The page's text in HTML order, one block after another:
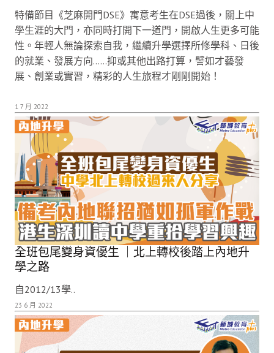
特備節目《芝麻開門DSE》寓意考生在DSE過後，關上中
學生涯的大門，亦同時打開下一道門，開啟人生更多可能
性。年輕人無論探索自我，繼續升學選擇所修學科、日後
的就業、發展方向……抑或其他出路打算，譬如才藝發
展、創業或實習，精彩的人生旅程才剛剛開始！
1 7 月 2022
全班包尾變身資優生 ｜北上轉校後踏上內地升
學之路
自2012/13學..
23 6 月 2022